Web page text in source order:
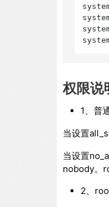
权限说
1、普
当设置
当设置
nobody。
2、